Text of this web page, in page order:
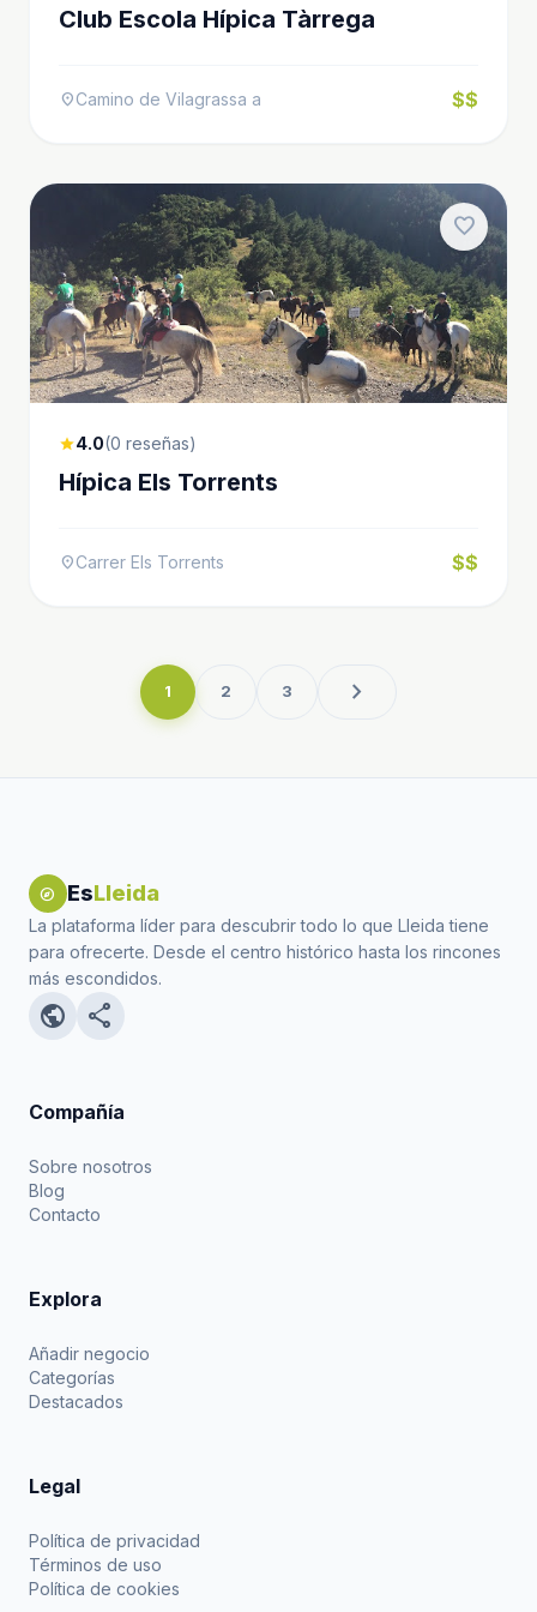
Club Escola Hípica Tàrrega
location_onCamino de Vilagrassa a $$
favorite
star4.0(0 reseñas)
Hípica Els Torrents
location_onCarrer Els Torrents $$
1 2 3 chevron_right
explore EsLleida
La plataforma líder para descubrir todo lo que Lleida tiene
para ofrecerte. Desde el centro histórico hasta los rincones
más escondidos.
public share
Compañía
Sobre nosotros
Blog
Contacto
Explora
Añadir negocio
Categorías
Destacados
Legal
Política de privacidad
Términos de uso
Política de cookies